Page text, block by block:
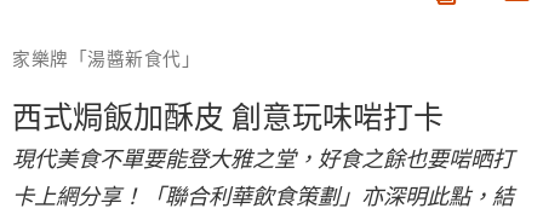
家樂牌「湯醬新食代」
西式焗飯加酥皮 創意玩味啱打卡
現代美食不單要能登大雅之堂，好食之餘也要啱晒打
卡上網分享！「聯合利華飲食策劃」亦深明此點，結